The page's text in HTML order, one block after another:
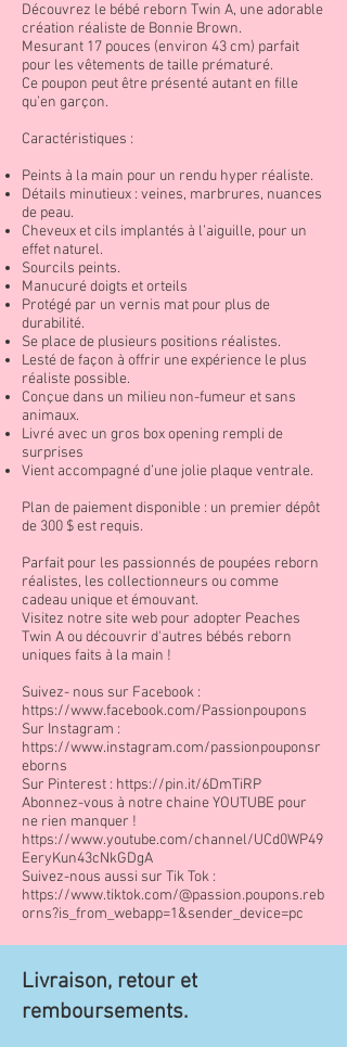
Découvrez le bébé reborn Twin A, une adorable
création réaliste de Bonnie Brown.
Mesurant 17 pouces (environ 43 cm) parfait
pour les vêtements de taille prématuré.
Ce poupon peut être présenté autant en fille
qu’en garçon.
Caractéristiques :
Peints à la main pour un rendu hyper réaliste.
Détails minutieux : veines, marbrures, nuances
de peau.
Cheveux et cils implantés à l’aiguille, pour un
effet naturel.
Sourcils peints.
Manucuré doigts et orteils
Protégé par un vernis mat pour plus de
durabilité.
Se place de plusieurs positions réalistes.
Lesté de façon à offrir une expérience le plus
réaliste possible.
Conçue dans un milieu non-fumeur et sans
animaux.
Livré avec un gros box opening rempli de
surprises
Vient accompagné d’une jolie plaque ventrale.
Plan de paiement disponible : un premier dépôt
de 300 $ est requis.
Parfait pour les passionnés de poupées reborn
réalistes, les collectionneurs ou comme
cadeau unique et émouvant.
Visitez notre site web pour adopter Peaches
Twin A ou découvrir d'autres bébés reborn
uniques faits à la main !
Suivez- nous sur Facebook :
https://www.facebook.com/Passionpoupons
Sur Instagram :
https://www.instagram.com/passionpouponsr
eborns
Sur Pinterest : https://pin.it/6DmTiRP
Abonnez-vous à notre chaine YOUTUBE pour
ne rien manquer !
https://www.youtube.com/channel/UCd0WP49
EeryKun43cNkGDgA
Suivez-nous aussi sur Tik Tok :
https://www.tiktok.com/@passion.poupons.reb
orns?is_from_webapp=1&sender_device=pc
Livraison, retour et
remboursements.